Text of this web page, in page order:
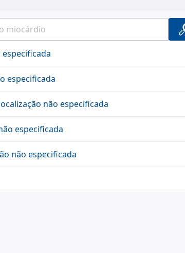
especificada
não especificada
especificada
não especificada